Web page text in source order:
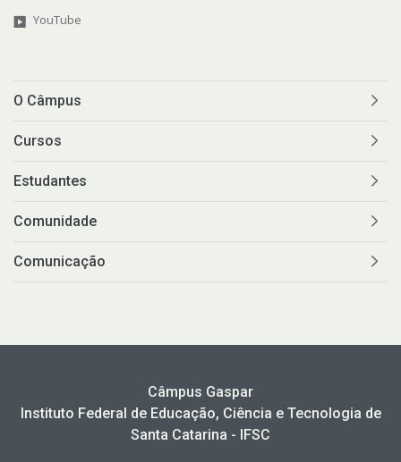
YouTube
O Câmpus
Cursos
Estudantes
Comunidade
Comunicação
Câmpus Gaspar
Instituto Federal de Educação, Ciência e Tecnologia de
Santa Catarina - IFSC